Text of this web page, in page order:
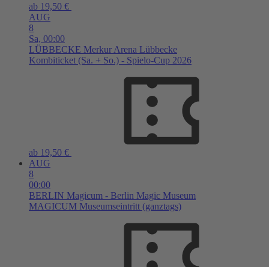
ab 19,50 €
AUG
8
Sa, 00:00
LÜBBECKE Merkur Arena Lübbecke
Kombiticket (Sa. + So.) - Spielo-Cup 2026
ab 19,50 €
AUG
8
00:00
BERLIN Magicum - Berlin Magic Museum
MAGICUM Museumseintritt (ganztags)